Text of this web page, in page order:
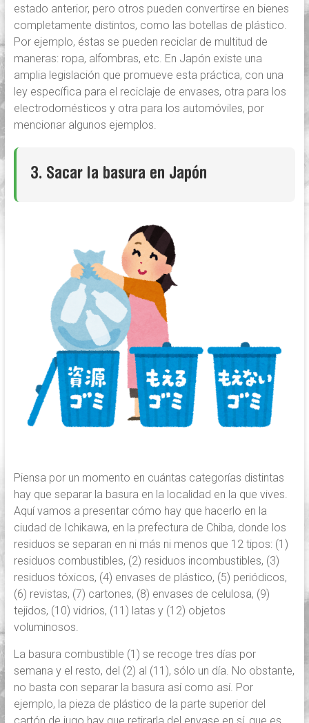
estado anterior, pero otros pueden convertirse en bienes
completamente distintos, como las botellas de plástico.
Por ejemplo, éstas se pueden reciclar de multitud de
maneras: ropa, alfombras, etc. En Japón existe una
amplia legislación que promueve esta práctica, con una
ley específica para el reciclaje de envases, otra para los
electrodomésticos y otra para los automóviles, por
mencionar algunos ejemplos.
3. Sacar la basura en Japón
Piensa por un momento en cuántas categorías distintas
hay que separar la basura en la localidad en la que vives.
Aquí vamos a presentar cómo hay que hacerlo en la
ciudad de Ichikawa, en la prefectura de Chiba, donde los
residuos se separan en ni más ni menos que 12 tipos: (1)
residuos combustibles, (2) residuos incombustibles, (3)
residuos tóxicos, (4) envases de plástico, (5) periódicos,
(6) revistas, (7) cartones, (8) envases de celulosa, (9)
tejidos, (10) vidrios, (11) latas y (12) objetos
voluminosos.
La basura combustible (1) se recoge tres días por
semana y el resto, del (2) al (11), sólo un día. No obstante,
no basta con separar la basura así como así. Por
ejemplo, la pieza de plástico de la parte superior del